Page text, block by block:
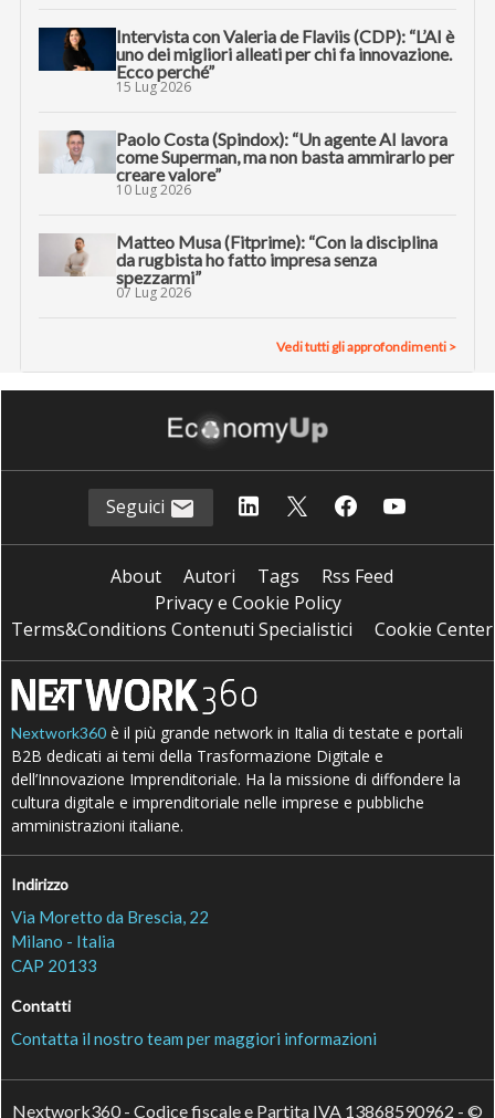
Intervista con Valeria de Flaviis (CDP): “L’AI è
uno dei migliori alleati per chi fa innovazione.
Ecco perché”
15 Lug 2026
Paolo Costa (Spindox): “Un agente AI lavora
come Superman, ma non basta ammirarlo per
creare valore”
10 Lug 2026
Matteo Musa (Fitprime): “Con la disciplina
da rugbista ho fatto impresa senza
spezzarmi”
07 Lug 2026
Vedi tutti gli approfondimenti >
Seguici
About Autori Tags
Rss Feed
Privacy e Cookie Policy
Terms&Conditions Contenuti Specialistici
Cookie Center
Nextwork360 è il più grande network in Italia di testate e portali
B2B dedicati ai temi della Trasformazione Digitale e
dell’Innovazione Imprenditoriale. Ha la missione di diffondere la
cultura digitale e imprenditoriale nelle imprese e pubbliche
amministrazioni italiane.
Indirizzo
Via Moretto da Brescia, 22
Milano - Italia
CAP 20133
Contatti
Contatta il nostro team per maggiori informazioni
Nextwork360 - Codice fiscale e Partita IVA 13868590962 - ©